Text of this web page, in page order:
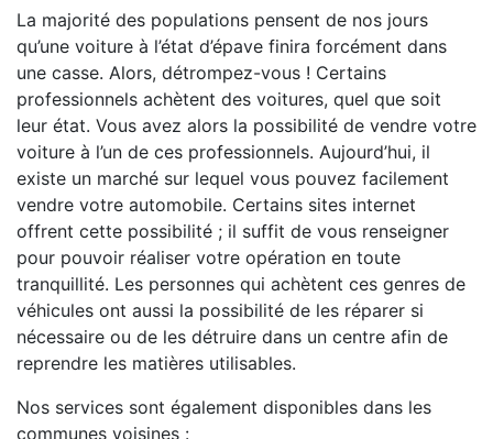
La majorité des populations pensent de nos jours
qu’une voiture à l’état d’épave finira forcément dans
une casse. Alors, détrompez-vous ! Certains
professionnels achètent des voitures, quel que soit
leur état. Vous avez alors la possibilité de vendre votre
voiture à l’un de ces professionnels. Aujourd’hui, il
existe un marché sur lequel vous pouvez facilement
vendre votre automobile. Certains sites internet
offrent cette possibilité ; il suffit de vous renseigner
pour pouvoir réaliser votre opération en toute
tranquillité. Les personnes qui achètent ces genres de
véhicules ont aussi la possibilité de les réparer si
nécessaire ou de les détruire dans un centre afin de
reprendre les matières utilisables.
Nos services sont également disponibles dans les
communes voisines :